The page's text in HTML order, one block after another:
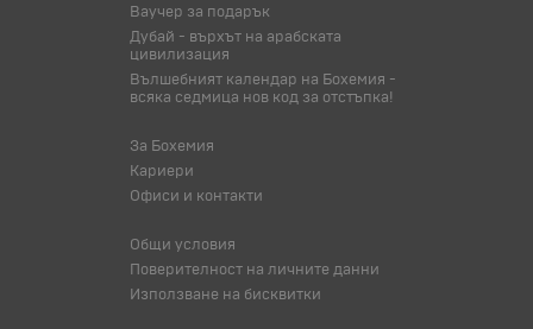
Ваучер за подарък
Дубай - върхът на арабската
цивилизация
Вълшебният календар на Бохемия -
всяка седмица нов код за отстъпка!
За Бохемия
Кариери
Офиси и контакти
Общи условия
Поверителност на личните данни
Използване на бисквитки